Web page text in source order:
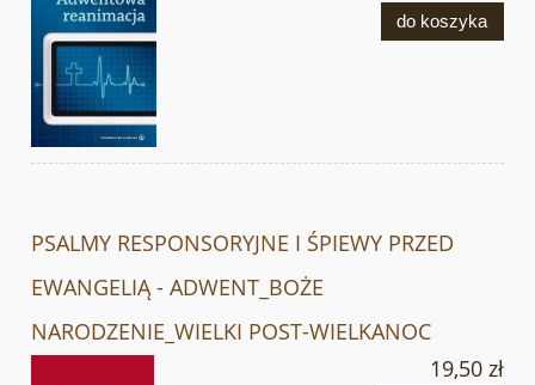
do koszyka
PSALMY RESPONSORYJNE I ŚPIEWY PRZED
EWANGELIĄ - ADWENT_BOŻE
NARODZENIE_WIELKI POST-WIELKANOC
19,50 zł